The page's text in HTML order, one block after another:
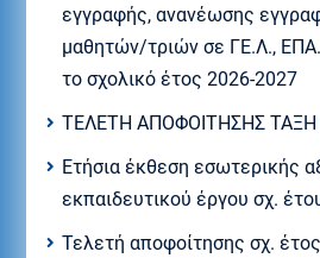
εγγραφής, ανανέωσης
μαθητών/τριών σε ΓΕ.Λ.,
το σχολικό έτος 2026-2027
ΤΕΛΕΤΗ ΑΠΟΦΟΙΤΗΣΗΣ ΤΑΞΗ
Ετήσια έκθεση εσωτερικής
εκπαιδευτικού έργου σχ.
Τελετή αποφοίτησης σχ.